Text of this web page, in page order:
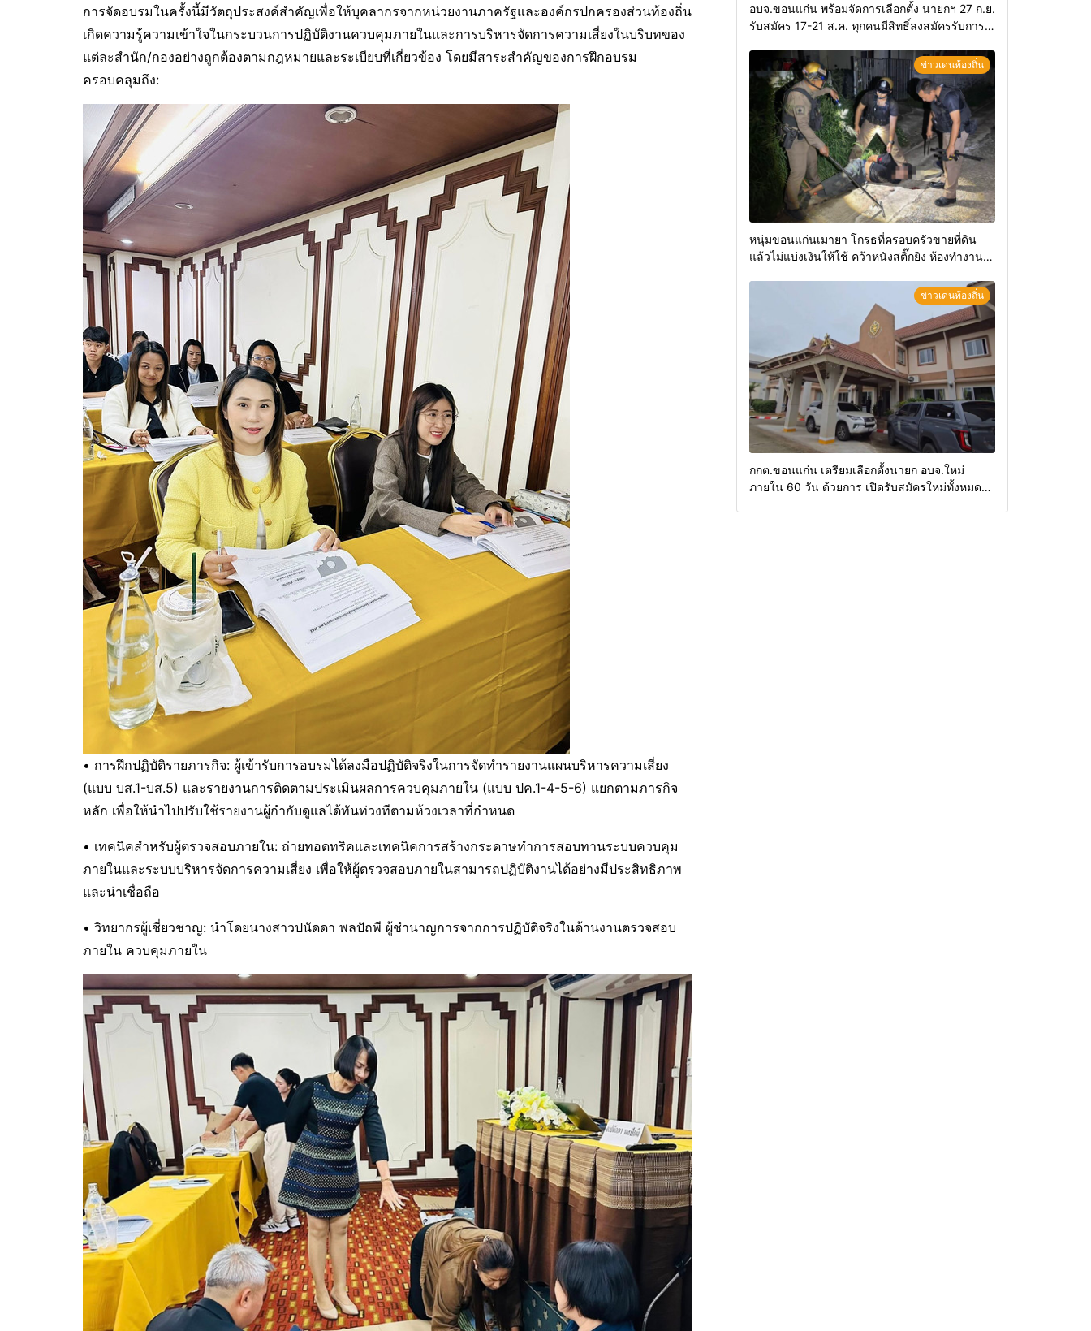
การจัดอบรมในครั้งนี้มีวัตถุประสงค์สำคัญเพื่อให้บุคลากรจากหน่วยงานภาครัฐและองค์กรปกครองส่วนท้องถิ่น
เกิดความรู้ความเข้าใจในกระบวนการปฏิบัติงานควบคุมภายในและการบริหารจัดการความเสี่ยงในบริบทของ
แต่ละสำนัก/กองอย่างถูกต้องตามกฎหมายและระเบียบที่เกี่ยวข้อง โดยมีสาระสำคัญของการฝึกอบรม
ครอบคลุมถึง:
• การฝึกปฏิบัติรายภารกิจ: ผู้เข้ารับการอบรมได้ลงมือปฏิบัติจริงในการจัดทำรายงานแผนบริหารความเสี่ยง
(แบบ บส.1-บส.5) และรายงานการติดตามประเมินผลการควบคุมภายใน (แบบ ปค.1-4-5-6) แยกตามภารกิจ
หลัก เพื่อให้นำไปปรับใช้รายงานผู้กำกับดูแลได้ทันท่วงทีตามห้วงเวลาที่กำหนด
• เทคนิคสำหรับผู้ตรวจสอบภายใน: ถ่ายทอดทริคและเทคนิคการสร้างกระดาษทำการสอบทานระบบควบคุม
ภายในและระบบบริหารจัดการความเสี่ยง เพื่อให้ผู้ตรวจสอบภายในสามารถปฏิบัติงานได้อย่างมีประสิทธิภาพ
และน่าเชื่อถือ
• วิทยากรผู้เชี่ยวชาญ: นำโดยนางสาวปนัดดา พลปัถพี ผู้ชำนาญการจากการปฏิบัติจริงในด้านงานตรวจสอบ
ภายใน ควบคุมภายใน
อบจ.ขอนแก่น พร้อมจัดการเลือกตั้ง นายกฯ 27 ก.ย.
รับสมัคร 17-21 ส.ค. ทุกคนมีสิทธิ์ลงสมัครรับการ
ข่าวเด่นท้องถิ่น
หนุ่มขอนแก่นเมายา โกรธที่ครอบครัวขายที่ดิน
แล้วไม่แบ่งเงินให้ใช้ คว้าหนังสติ๊กยิง ห้องทำงาน
ข่าวเด่นท้องถิ่น
กกต.ขอนแก่น เตรียมเลือกตั้งนายก อบจ.ใหม่
ภายใน 60 วัน ด้วยการ เปิดรับสมัครใหม่ทั้งหมด